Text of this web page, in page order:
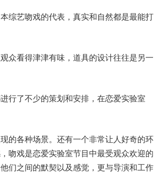
综艺吻戏的代表，真实和自然都是最能打
众看得津津有味，道具的设计往往是另一
行了不少的策划和安排，在恋爱实验室
的各种场景。还有一个非常让人好奇的环
吻戏是恋爱实验室节目中最受观众欢迎的
们之间的默契以及感觉，更与导演和工作